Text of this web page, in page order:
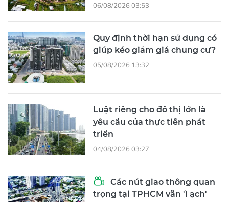
06/08/2026 03:53
Quy định thời hạn sử dụng có
giúp kéo giảm giá chung cư?
05/08/2026 13:32
Luật riêng cho đô thị lớn là
yêu cầu của thực tiễn phát
triển
04/08/2026 03:27
Các nút giao thông quan
trọng tại TPHCM vẫn 'ì ạch'